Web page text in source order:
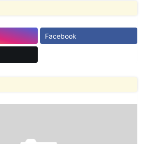
Facebook